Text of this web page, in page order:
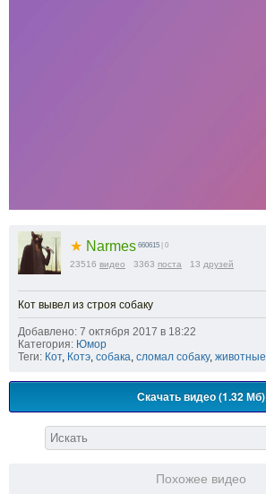
★ Narmes 660615 | 0
23516 видео 3363 поста 13 друзей
Кот вывел из строя собаку
Добавлено: 7 октября 2017 в 18:22
Категория: Юмор
Теги: Кот, Котэ собака сломал собаку, животные
Скачать видео (1.32 Мб)
Похожее видео